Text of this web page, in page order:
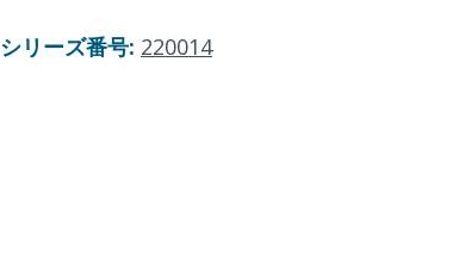
シリーズ番号: 220014